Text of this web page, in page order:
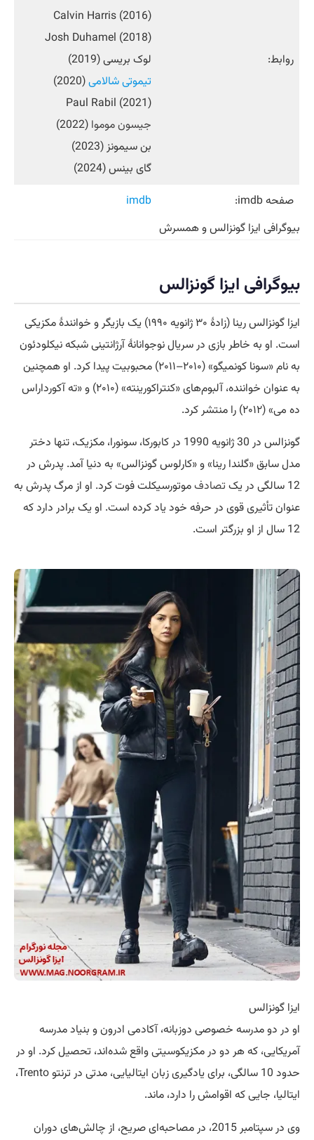
روابط:
Calvin Harris (2016)
Josh Duhamel (2018)
لوک بریسی (2019)
تیموتی شالامی(2020)
Paul Rabil (2021)
جیسون موموا (2022)
بن سیمونز (2023)
گای بینس (2024)
صفحه imdb:
imdb
بیوگرافی ایزا گونزالس و همسرش
بیوگرافی ایزا گونزالس
ایزا گونزالس رینا (زادهٔ ۳۰ ژانویه ۱۹۹۰) یک بازیگر و خوانندهٔ مکزیکی
است. او به خاطر بازی در سریال نوجوانانهٔ آرژانتینی شبکه نیکلودئون
به نام «سونا کونمیگو» (۲۰۱۰–۲۰۱۱) محبوبیت پیدا کرد. او همچنین
به عنوان خواننده، آلبوم‌های «کنتراکورینته» (۲۰۱۰) و «ته آکورداراس
ده می» (۲۰۱۲) را منتشر کرد.
گونزالس در 30 ژانویه 1990 در کابورکا، سونورا، مکزیک، تنها دختر
مدل سابق «گلندا رینا» و «کارلوس گونزالس» به دنیا آمد. پدرش در
12 سالگی در یک
تصادفموتورسیکلت فوت کرد. او از مرگ پدرش به
عنوان تأثیری قوی در حرفه خود یاد کرده است. او یک برادر دارد که
12 سال از او بزرگتر است.
ایزا گونزالس
او در دو مدرسه خصوصی دوزبانه، آکادمی ادرون و بنیاد مدرسه
آمریکایی، که هر دو در مکزیکوسیتی واقع شده‌اند، تحصیل کرد. او در
حدود 10 سالگی، برای یادگیری زبان ایتالیایی، مدتی در ترنتو Trento،
ایتالیا، جایی که اقوامش را دارد، ماند.
وی در سپتامبر 2015، در مصاحبه‌ای صریح، از چالش‌های دوران